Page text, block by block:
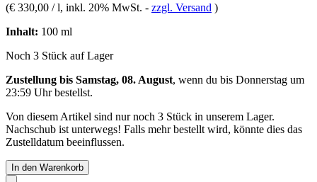
(€ 330,00 / l, inkl. 20% MwSt. - zzgl. Versand )
Inhalt: 100 ml
Noch 3 Stück auf Lager
Zustellung bis Samstag, 08. August, wenn du bis Donnerstag um
23:59 Uhrbestellst.
Von diesem Artikel sind nur noch 3 Stück in unserem Lager.
Nachschub ist unterwegs! Falls mehr bestellt wird, könnte dies das
Zustelldatum beeinflussen.
In den Warenkorb